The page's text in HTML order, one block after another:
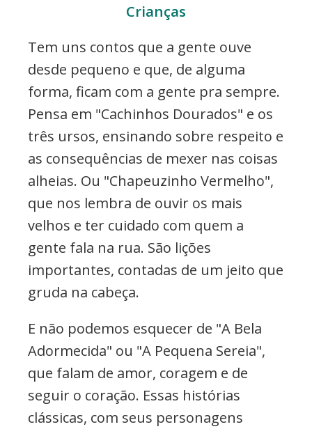
Crianças
Tem uns contos que a gente ouve
desde pequeno e que, de alguma
forma, ficam com a gente pra sempre.
Pensa em "Cachinhos Dourados" e os
três ursos, ensinando sobre respeito e
as consequências de mexer nas coisas
alheias. Ou "Chapeuzinho Vermelho",
que nos lembra de ouvir os mais
velhos e ter cuidado com quem a
gente fala na rua. São lições
importantes, contadas de um jeito que
gruda na cabeça.
E não podemos esquecer de "A Bela
Adormecida" ou "A Pequena Sereia",
que falam de amor, coragem e de
seguir o coração. Essas histórias
clássicas, com seus personagens